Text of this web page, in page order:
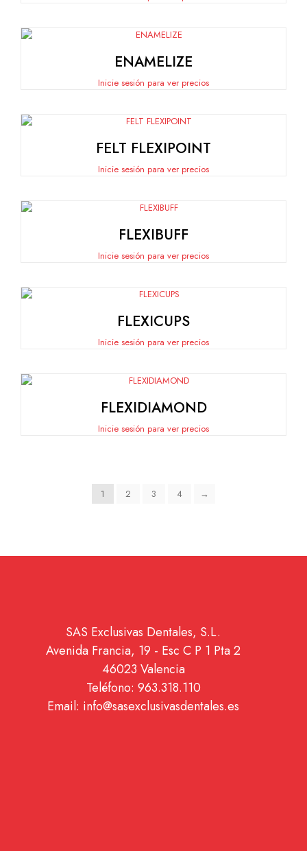
ENAMELIZE
Inicie sesión para ver precios
FELT FLEXIPOINT
Inicie sesión para ver precios
FLEXIBUFF
Inicie sesión para ver precios
FLEXICUPS
Inicie sesión para ver precios
FLEXIDIAMOND
Inicie sesión para ver precios
1 2 3 4 →
SAS Exclusivas Dentales, S.L.
Avenida Francia, 19 - Esc C P 1 Pta 2
46023 Valencia
Teléfono: 963.318.110
Email: info@sasexclusivasdentales.es